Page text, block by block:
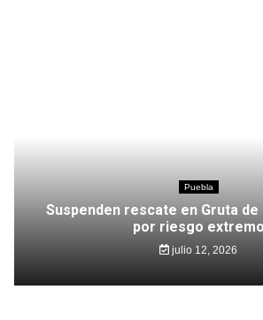
Puebla
Suspenden rescate en Gruta de
por riesgo extremo
julio 12, 2026